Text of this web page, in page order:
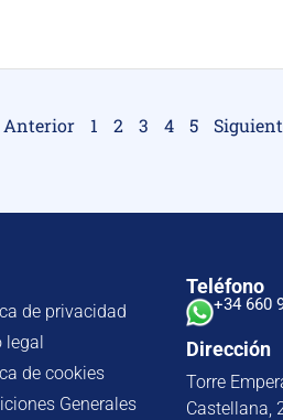
Anterior 1 2 3 4 5
de privacidad
legal
de cookies
Generales
Teléfono
+34 660
Dirección
Torre
Castellana,